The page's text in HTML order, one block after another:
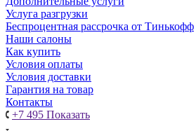
Услуга разгрузки
Беспроцентная рассрочка от Тинькофф
Наши салоны
Как купить
Условия оплаты
Условия доставки
Гарантия на товар
Контакты
+7 495 Показать